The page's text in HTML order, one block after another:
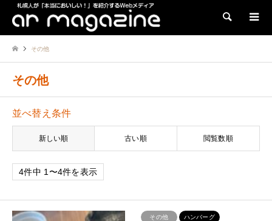
検索
その他
その他
並べ替え条件
新しい順 古い順 閲覧数順
4件中 1〜4件を表示
その他 ハンバーグ